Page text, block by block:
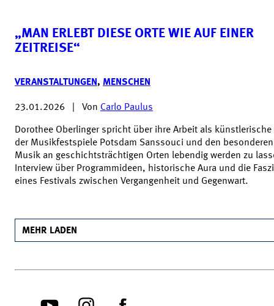
„MAN ERLEBT DIESE ORTE WIE AUF EINER
ZEITREISE“
VERANSTALTUNGEN, MENSCHEN
23.01.2026 Von Carlo Paulus
Dorothee Oberlinger spricht über ihre Arbeit als künstlerische
der Musikfestspiele Potsdam Sanssouci und den besonderen
Musik an geschichtsträchtigen Orten lebendig werden zu
Interview über Programmideen, historische Aura und die
eines Festivals zwischen Vergangenheit und Gegenwart.
MEHR LADEN